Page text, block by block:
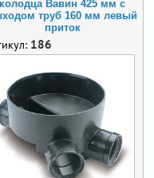
колодца Вавин 425 мм с
труб 160 мм левый
приток
186